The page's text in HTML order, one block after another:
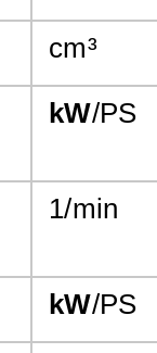
cm³
kW/PS
1/min
kW/PS